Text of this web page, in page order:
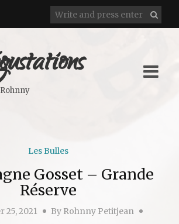
Les Bulles
Gosset – Grande
Réserve
25, 2021 By Rohnny Petitjean